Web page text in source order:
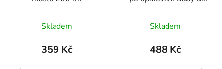
Skladem
359 Kč
100 ml
Skladem
488 Kč